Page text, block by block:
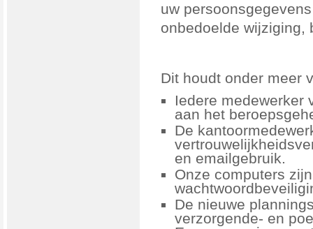
uw
onbedoelde wijziging,
Dit houdt onder meer
Iedere medewerker
aan het
De
en emailgebruik.
Onze computers
De nieuwe
verzorgende- en